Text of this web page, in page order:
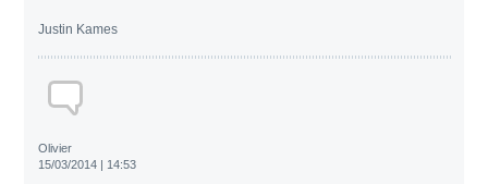
Justin Kames
Olivier
15/03/2014 | 14:53